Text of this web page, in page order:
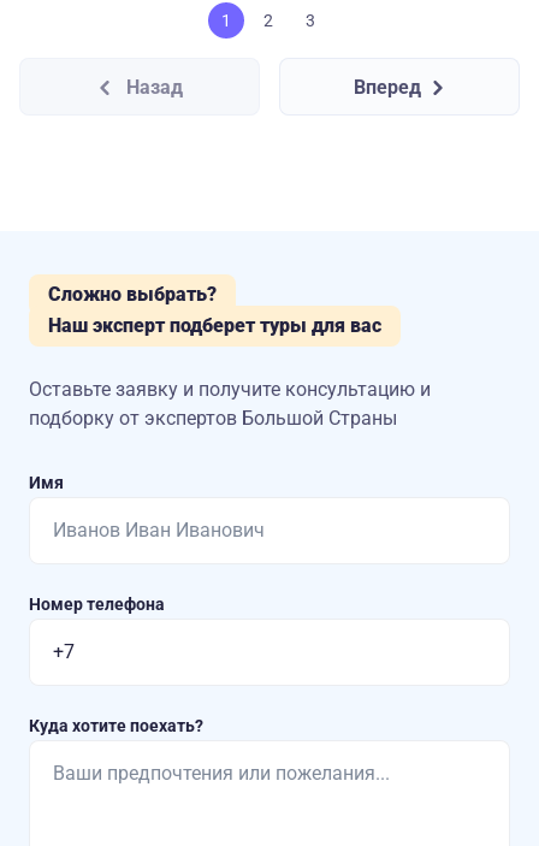
1 2 3
Назад Вперед
Сложно выбрать?
Наш эксперт подберет туры для вас
Оставьте заявку и получите консультацию и
подборку от экспертов Большой Страны
Имя
Номер телефона
Куда хотите поехать?